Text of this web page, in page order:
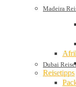
Madeira
Dubai
Reisetipps